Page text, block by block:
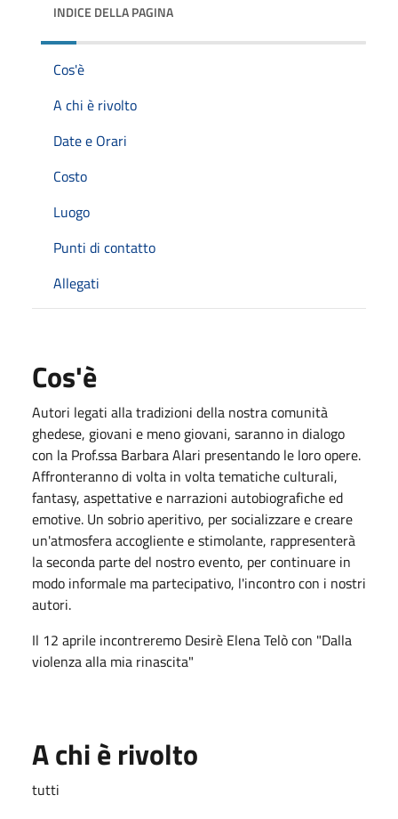
INDICE DELLA PAGINA
Cos'è
A chi è rivolto
Date e Orari
Costo
Luogo
Punti di contatto
Allegati
Cos'è
Autori legati alla tradizioni della nostra comunità
ghedese, giovani e meno giovani, saranno in dialogo
con la Prof.ssa Barbara Alari presentando le loro opere.
Affronteranno di volta in volta tematiche culturali,
fantasy, aspettative e narrazioni autobiografiche ed
emotive. Un sobrio aperitivo, per socializzare e creare
un'atmosfera accogliente e stimolante, rappresenterà
la seconda parte del nostro evento, per continuare in
modo informale ma partecipativo, l'incontro con i nostri
autori.
Il 12 aprile incontreremo Desirè Elena Telò con "Dalla
violenza alla mia rinascita"
A chi è rivolto
tutti